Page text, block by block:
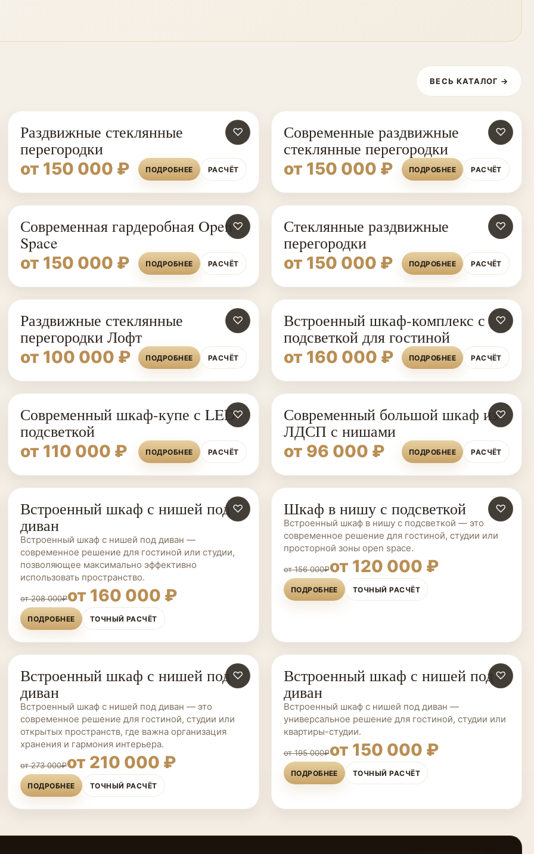
ВЕСЬ КАТАЛОГ →
♡
Раздвижные стеклянные
перегородки
от 150 000 ₽
ПОДРОБНЕЕ РАСЧЁТ
♡
Современные раздвижные
стеклянные перегородки
от 150 000 ₽
ПОДРОБНЕЕ РАСЧЁТ
♡
Современная гардеробная Open
Space
от 150 000 ₽
ПОДРОБНЕЕ РАСЧЁТ
♡
Стеклянные раздвижные
перегородки
от 150 000 ₽
ПОДРОБНЕЕ РАСЧЁТ
♡
Раздвижные стеклянные
перегородки Лофт
от 100 000 ₽
ПОДРОБНЕЕ РАСЧЁТ
♡
Встроенный шкаф-комплекс с
подсветкой для гостиной
от 160 000 ₽
ПОДРОБНЕЕ РАСЧЁТ
♡
Современный шкаф-купе с LED-
подсветкой
от 110 000 ₽
ПОДРОБНЕЕ РАСЧЁТ
♡
Современный большой шкаф из
ЛДСП с нишами
от 96 000 ₽
ПОДРОБНЕЕ РАСЧЁТ
ШКАФЫ НА ЗАКАЗ ♡
Встроенный шкаф с нишей под
диван
Встроенный шкаф с нишей под диван —
современное решение для гостиной или студии,
позволяющее максимально эффективно
использовать пространство.
от 208 000₽от 160 000 ₽
ПОДРОБНЕЕ ТОЧНЫЙ РАСЧЁТ
ШКАФЫ НА ЗАКАЗ ♡
Шкаф в нишу с подсветкой
Встроенный шкаф в нишу с подсветкой — это
современное решение для гостиной, студии или
просторной зоны open space.
от 156 000₽от 120 000 ₽
ПОДРОБНЕЕ ТОЧНЫЙ РАСЧЁТ
ШКАФЫ НА ЗАКАЗ ♡
Встроенный шкаф с нишей под
диван
Встроенный шкаф с нишей под диван — это
современное решение для гостиной, студии или
открытых пространств, где важна организация
хранения и гармония интерьера.
от 273 000₽от 210 000 ₽
ПОДРОБНЕЕ ТОЧНЫЙ РАСЧЁТ
ШКАФЫ НА ЗАКАЗ ♡
Встроенный шкаф с нишей под
диван
Встроенный шкаф с нишей под диван —
универсальное решение для гостиной, студии или
квартиры-студии.
от 195 000₽от 150 000 ₽
ПОДРОБНЕЕ ТОЧНЫЙ РАСЧЁТ